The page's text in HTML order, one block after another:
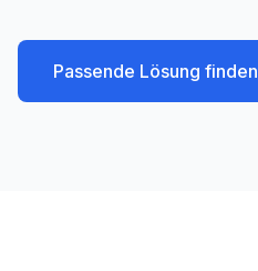
Passende Lösung finden